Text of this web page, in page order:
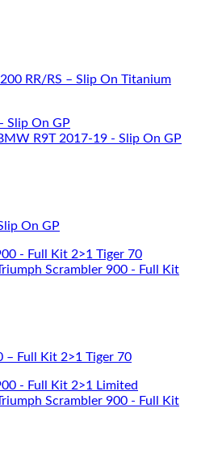
RR/RS – Slip On Titanium
On GP
– Full Kit 2>1 Tiger 70